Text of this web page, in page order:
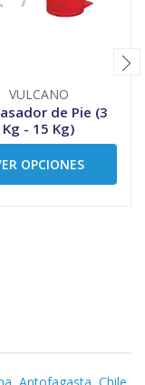
VULCANO
de Pie (3
Kg - 15 Kg)
OPCIONES